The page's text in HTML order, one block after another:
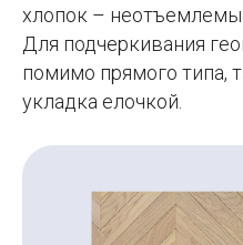
хлопок –
Для подчеркивания
помимо прямого типа,
укладка елочкой.